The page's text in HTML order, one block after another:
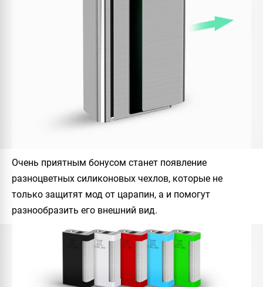
Очень приятным бонусом станет появление
разноцветных силиконовых чехлов, которые не
только защитят мод от царапин, а и помогут
разнообразить его внешний вид.